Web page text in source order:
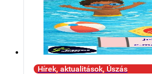
Hírek, aktualitások, Úszás